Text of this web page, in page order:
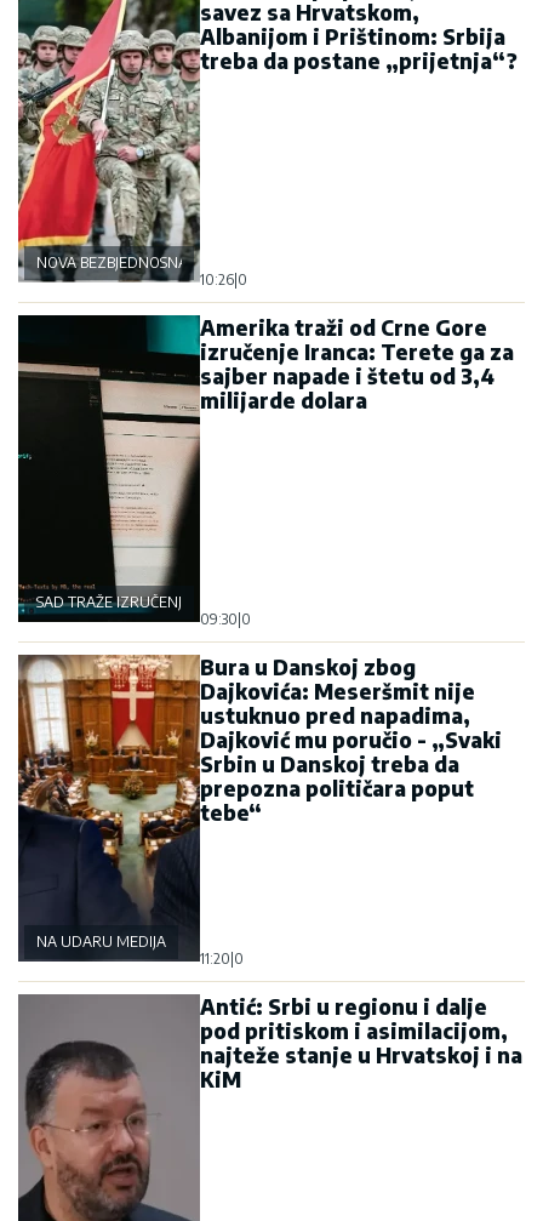
NOVA BEZBJEDNOSNA OSOVINA
savez sa Hrvatskom,
Albanijom i Prištinom: Srbija
treba da postane „prijetnja“?
10:26 0
SAD TRAŽE IZRUČENJE
Amerika traži od Crne Gore
izručenje Iranca: Terete ga za
sajber napade i štetu od 3,4
milijarde dolara
09:30 0
NA UDARU MEDIJA
Bura u Danskoj zbog
Dajkovića: Meseršmit nije
ustuknuo pred napadima,
Dajković mu poručio - „Svaki
Srbin u Danskoj treba da
prepozna političara poput
tebe“
11:20 0
Antić: Srbi u regionu i dalje
pod pritiskom i asimilacijom,
najteže stanje u Hrvatskoj i na
KiM